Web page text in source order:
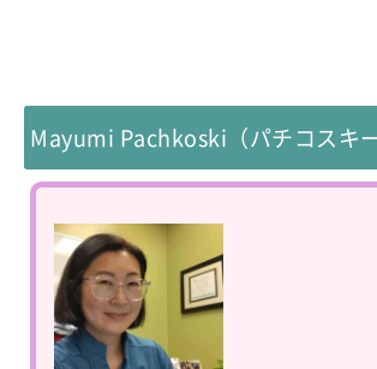
Mayumi Pachkoski（パチコスキー